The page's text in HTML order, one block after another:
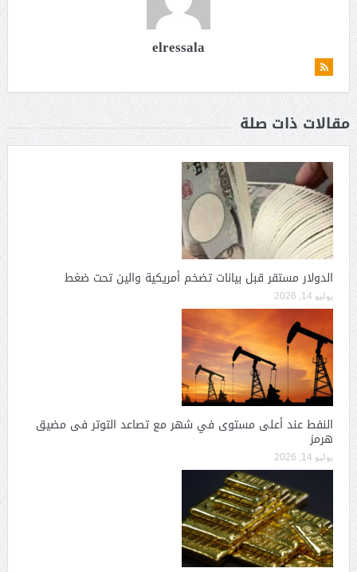
elressala
مقالات ذات صلة
الدولار مستقر قبل بيانات تضخم أمريكية والين تحت ضغط
يوليو 14, 2026
النفط عند أعلى مستوى في شهر مع تصاعد التوتر فى مضيق
هرمز
يوليو 14, 2026